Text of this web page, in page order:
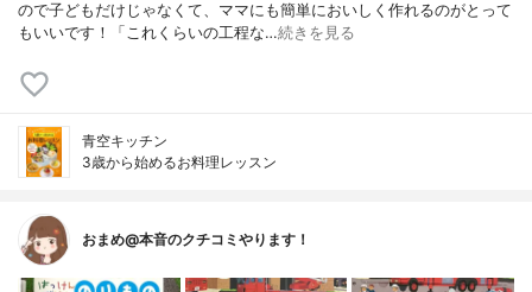
ので子どもだけじゃなくて、ママにも簡単においしく作れるのがとって
もいいです！「これくらいの工程な…続きを見る
青空キッチン
3歳から始めるお料理レッスン
おまめ@本音のクチコミやります！